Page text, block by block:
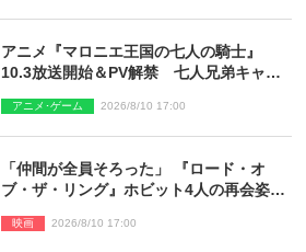
アニメ『マロニエ王国の七人の騎士』
10.3放送開始＆PV解禁 七人兄弟キャス
アニメ･ゲーム 2026/8/10 17:00
「仲間が全員そろった」 『ロード・オ
ブ・ザ・リング』ホビット4人の再会姿に
映画 2026/8/10 17:00